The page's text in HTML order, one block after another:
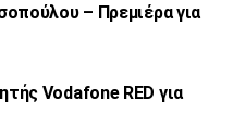
– Πρεμιέρα για
VodafoneRED για